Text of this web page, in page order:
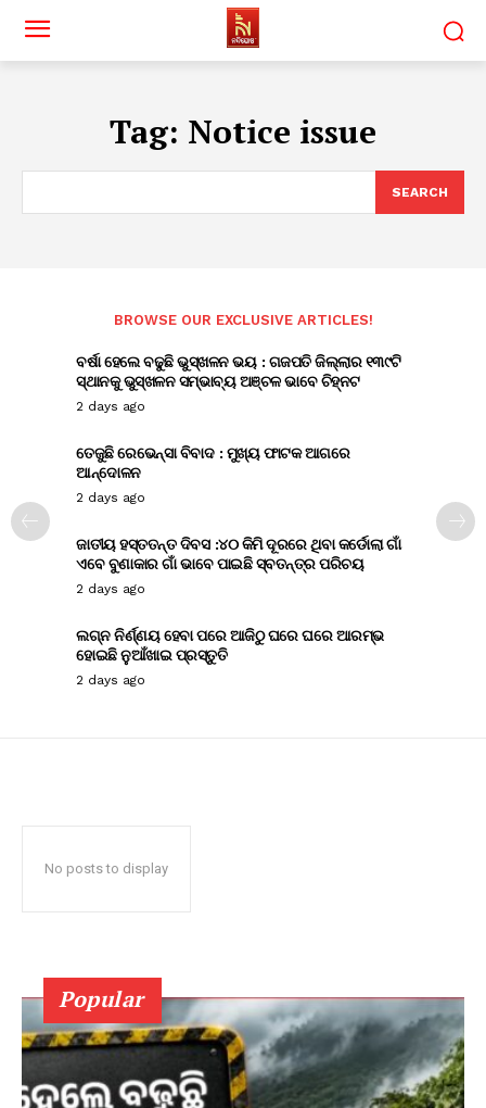
Tag: Notice issue
SEARCH
BROWSE OUR EXCLUSIVE ARTICLES!
ବର୍ଷା ହେଲେ ବଢୁଛି ଭୁସ୍ଖଳନ ଭୟ : ଗଜପତି ଜିଲ୍ଲାର ୧୩୯ଟି
ସ୍ଥାନକୁ ଭୁସ୍ଖଳନ ସମ୍ଭାବ୍ୟ ଅଞ୍ଚଳ ଭାବେ ଚିହ୍ନଟ
2 days ago
ତେଜୁଛି ରେଭେନ୍ସା ବିବାଦ : ମୁଖ୍ୟ ଫାଟକ ଆଗରେ
ଆନ୍ଦୋଳନ
2 days ago
ଜାତୀୟ ହସ୍ତତନ୍ତ ଦିବସ :୪୦ କିମି ଦୂରରେ ଥିବା କର୍ଡୋଲା ଗାଁ
ଏବେ ବୁଣାକାର ଗାଁ ଭାବେ ପାଇଛି ସ୍ବତନ୍ତ୍ର ପରିଚୟ
2 days ago
ଲଗ୍ନ ନିର୍ଣ୍ଣୟ ହେବା ପରେ ଆଜିଠୁ ଘରେ ଘରେ ଆରମ୍ଭ
ହୋଇଛି ନୁଆଁଖାଇ ପ୍ରସ୍ତୁତି
2 days ago
No posts to display
Popular